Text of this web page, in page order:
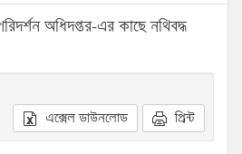
অধিদপ্তর-এর কাছে নথিবদ্ধ
এক্সেল ডাউনলোড প্রিন্ট